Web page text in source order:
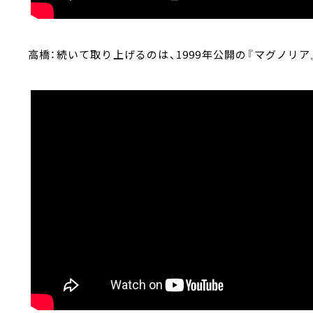
高橋：続いて取り上げるのは、1999年公開の『マグノリア